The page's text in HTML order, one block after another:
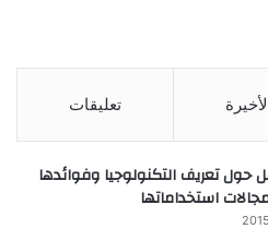
تعليقات
حول تعريف التكنولوجيا وفوائدها
استخداماتها